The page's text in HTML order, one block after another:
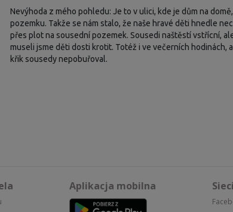
Nevýhoda z mého pohledu: Je to v ulici, kde je dům na
pozemku. Takže se nám stalo, že naše hravé děti hnedle
přes plot na sousední pozemek. Sousedi naštěstí vstřícní,
museli jsme děti dosti krotit. Totéž i ve večerních hodinách,
křik sousedy nepobuřoval.
Aplikacja mobilna